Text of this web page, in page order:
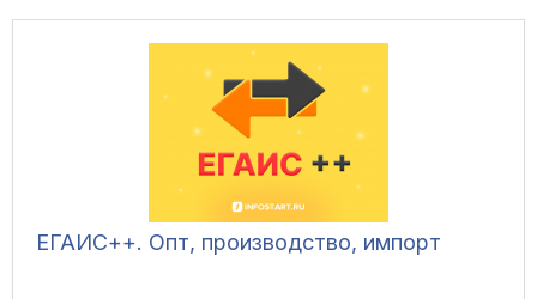
ЕГАИС++. Опт, производство, импорт